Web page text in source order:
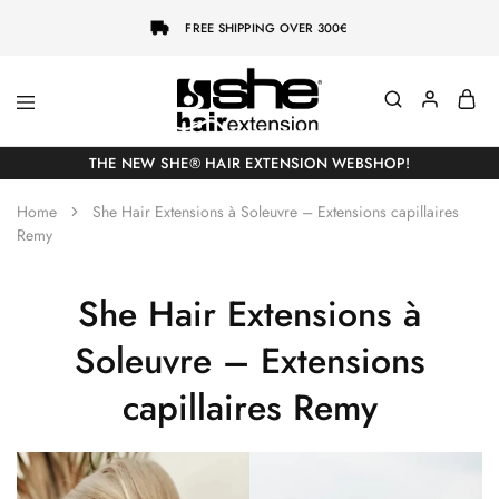
FREE SHIPPING OVER 300€
She-
Hairextensions
Socap
Premium
Hair
THE NEW SHE® HAIR EXTENSION WEBSHOP!
Home
She Hair Extensions à Soleuvre – Extensions capillaires
Remy
She Hair Extensions à
Soleuvre – Extensions
capillaires Remy